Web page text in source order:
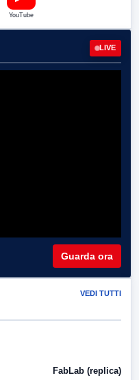
YouTube
LIVE
Guarda ora
VEDI TUTTI
FabLab (replica)